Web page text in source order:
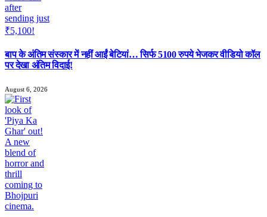
बाप के अंतिम संस्कार में नहीं आईं बेटियां… सिर्फ 5100 रुपये भेजकर वीडियो कॉल
पर देखा अंतिम विदाई!
August 6, 2026